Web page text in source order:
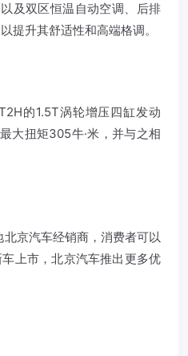
及双区恒温自动空调、后排
提升其舒适性和高端格调。
的1.5T涡轮增压四缸发动
大扭矩305牛·米，并与之相
京汽车经销商，消费者可以
上市，北京汽车推出更多优